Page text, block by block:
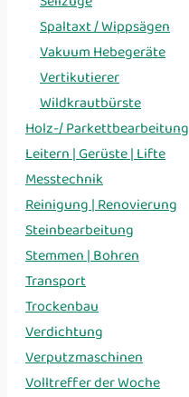
Spaltaxt / Wippsägen
Vakuum Hebegeräte
Vertikutierer
Wildkrautbürste
Holz-/ Parkettbearbeitung
Leitern | Gerüste | Lifte
Messtechnik
Reinigung | Renovierung
Steinbearbeitung
Stemmen | Bohren
Transport
Trockenbau
Verdichtung
Verputzmaschinen
Volltreffer der Woche